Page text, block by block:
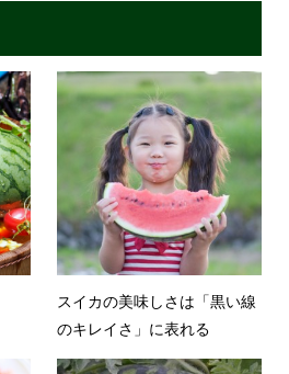
スイカの美味しさは「黒い線
のキレイさ」に表れる